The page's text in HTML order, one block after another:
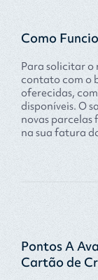
Como
Para solicitar o
contato com o
oferecidas,
disponíveis. O
novas parcelas
na sua fatura
Pontos A
Cartão de